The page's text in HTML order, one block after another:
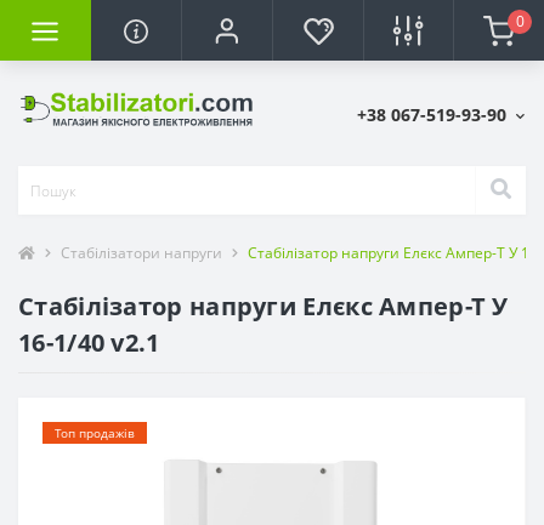
0
+38 067-519-93-90
Стабілізатори напруги Стабілізатор напруги Елєкс Ампер-Т У
Стабілізатор напруги Елєкс Ампер-Т У
16-1/40 v2.1
Топ продажів